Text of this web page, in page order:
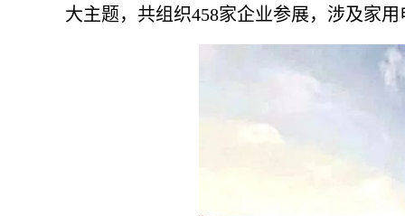
大主题，共组织458家企业参展，涉及家